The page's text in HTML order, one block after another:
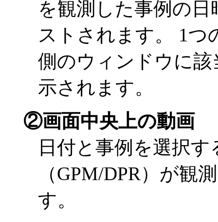
を観測した事例の
ストされます。 1つ
側のウィンドウに
示されます。
②画面中央上の動画
日付と事例を選択
（GPM/DPR）が観
す。